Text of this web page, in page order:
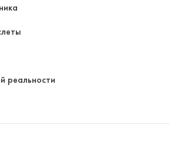
реальности